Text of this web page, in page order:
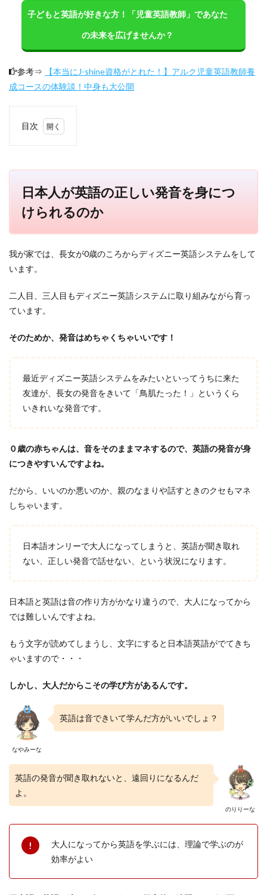
子どもと英語が好きな方！「児童英語教師」であなた
の未来を広げませんか？
参考⇒
【本当にJ-shine資格がとれた！】アルク児童英語教師養
成コースの体験談！中身も大公開
目次
の正
しい
発音
を身
れる
のか
アル
ク児
童英
師養
音ト
レー
ニン
グ
のリ
ズム
ける
ーシ
ョン
2.3
音の
を身
につ
ける
2.4
人が
難し
い音
を身
につ
3
発音
に最
おす
すめ
教材
日本人が英語の正しい発音を身につ
けられるのか
我が家では、長女が0歳のころからディズニー英語システムをして
います。
二人目、三人目もディズニー英語システムに取り組みながら育っ
ています。
そのためか、発音はめちゃくちゃいいです！
最近ディズニー英語システムをみたいといってうちに来た
友達が、 長女の発音をきいて「鳥肌たった！」というくら
いきれいな発音です。
０歳の赤ちゃんは、音をそのままマネするので、英語の発音が身
につきやすいんですよね。
だから、いいのか悪いのか、親のなまりや話すときのクセもマネ
しちゃいます。
日本語オンリーで大人になってしまうと、英語が聞き取れ
ない、正しい発音で話せない、という状況になります。
日本語と英語は音の作り方がかなり違うので、大人になってから
では難しいんですよね。
もう文字が読めてしまうし、文字にすると日本語英語がでてきち
ゃいますので・・・
しかし、 大人だからこその学び方があるんです。
なやみーな
英語は音できいて学んだ方がいいでしょ？
のりりーな
英語の発音が聞き取れないと、遠回りになるんだ
よ。
大人になってから英語を学ぶには、理論で学ぶのが
効率がよい